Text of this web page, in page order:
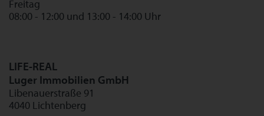
Freitag
08:00 - 12:00 und 13:00 - 14:00 Uhr
LIFE-REAL
Luger Immobilien GmbH
Libenauerstraße 91
4040 Lichtenberg